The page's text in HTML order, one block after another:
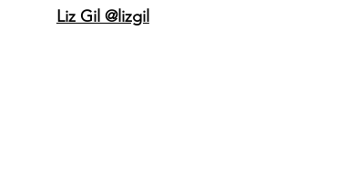
Liz Gil @lizgil